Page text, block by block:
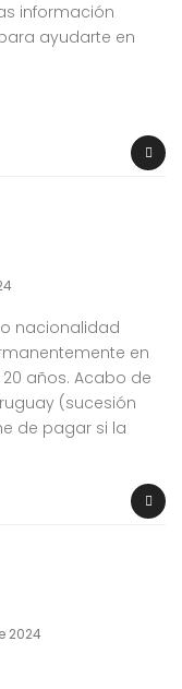
información
ayudarte en
nacionalidad
en
años. Acabo de
(sucesión
de pagar si la
2024